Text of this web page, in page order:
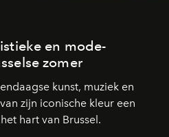
en mode-
zomer
kunst, muziek en
zijn iconische kleur een
hart van Brussel.